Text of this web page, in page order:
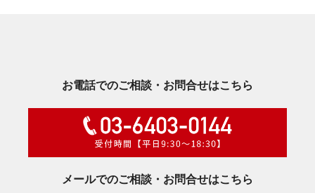
お電話でのご相談・お問合せはこちら
メールでのご相談・お問合せはこちら